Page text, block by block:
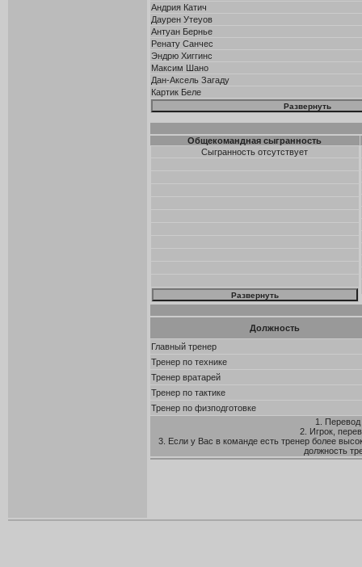
Андрия Катич
Даурен Утеуов
Антуан Бернье
Ренату Санчес
Эндрю Хиггинс
Максим Шано
Дан-Аксель Загаду
Картик Беле
Общекомандная сыгранность
Сыгранность отсутствует
Должность
Главный тренер
Тренер по технике
Тренер вратарей
Тренер по тактике
Тренер по физподготовке
1. Перевод
2. Игрок,
3. Если у Вас в команде есть тренер более
должность